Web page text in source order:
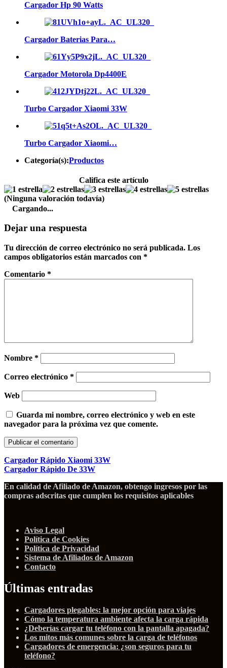
Cargador Hp 90 Watts
Cargador Baterias Para…
Cargador Motorola Dp4400E
Turbo Cargador Xiaomi 33W
Turbo Cargador Xiaomi…
Categoría(s):Productos
Califica este artículo
(Ninguna valoración todavía)
Cargando...
Dejar una respuesta
Tu dirección de correo electrónico no será publicada. Los
campos obligatorios están marcados con *
Comentario *
Nombre *
Correo electrónico *
Web
Guarda mi nombre, correo electrónico y web en este
navegador para la próxima vez que comente.
Cargador Rápido Xiaomi 33W
Cargador Rápido De 33W
En calidad de Afiliado de Amazon, obtengo ingresos por las
compras adscritas que cumplen los requisitos aplicables
Aviso Legal
Política de Cookies
Política de Privacidad
Sistema de Afiliados de Amazon
Contacto
Últimas entradas
Cargadores plegables: la mejor opción para viajes
Cómo la temperatura ambiente afecta la carga rápida
¿Deberías cargar tu teléfono con la pantalla apagada?
Los mitos más comunes sobre la carga de teléfonos
Cargadores de emergencia: ¿son seguros para tu
teléfono?